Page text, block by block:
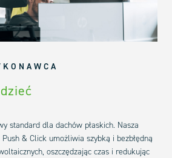
standard dla dachów płaskich. Nasza
& Click umożliwia szybką i bezbłędną
oszczędzając czas i redukując